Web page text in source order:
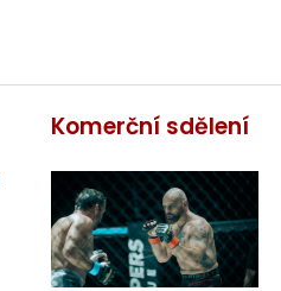
Komerční sdělení